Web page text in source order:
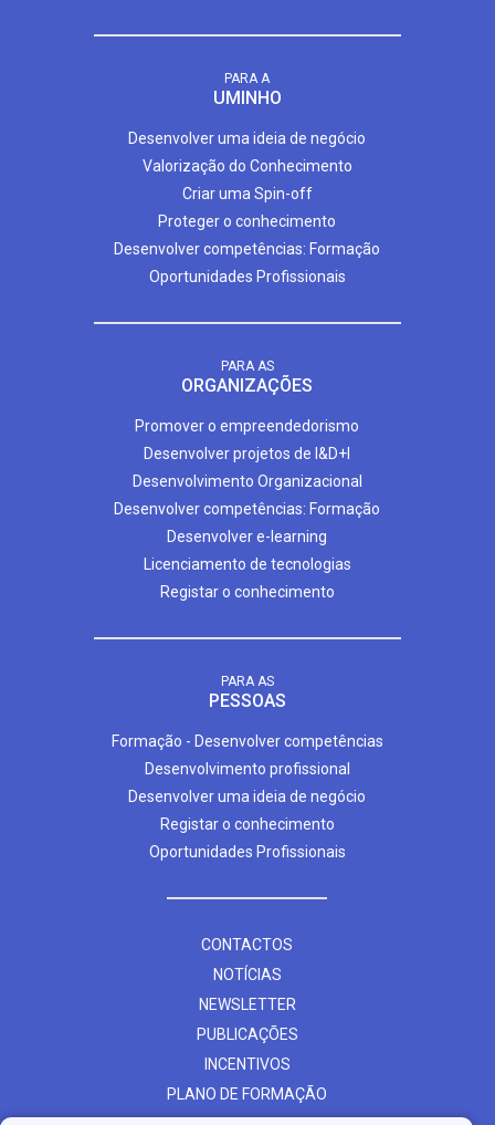
PARA A
UMINHO
Desenvolver uma ideia de negócio
Valorização do Conhecimento
Criar uma Spin-off
Proteger o conhecimento
Desenvolver competências: Formação
Oportunidades Profissionais
PARA AS
ORGANIZAÇÕES
Promover o empreendedorismo
Desenvolver projetos de I&D+I
Desenvolvimento Organizacional
Desenvolver competências: Formação
Desenvolver e-learning
Licenciamento de tecnologias
Registar o conhecimento
PARA AS
PESSOAS
Formação - Desenvolver competências
Desenvolvimento profissional
Desenvolver uma ideia de negócio
Registar o conhecimento
Oportunidades Profissionais
CONTACTOS
NOTÍCIAS
NEWSLETTER
PUBLICAÇÕES
INCENTIVOS
PLANO DE FORMAÇÃO